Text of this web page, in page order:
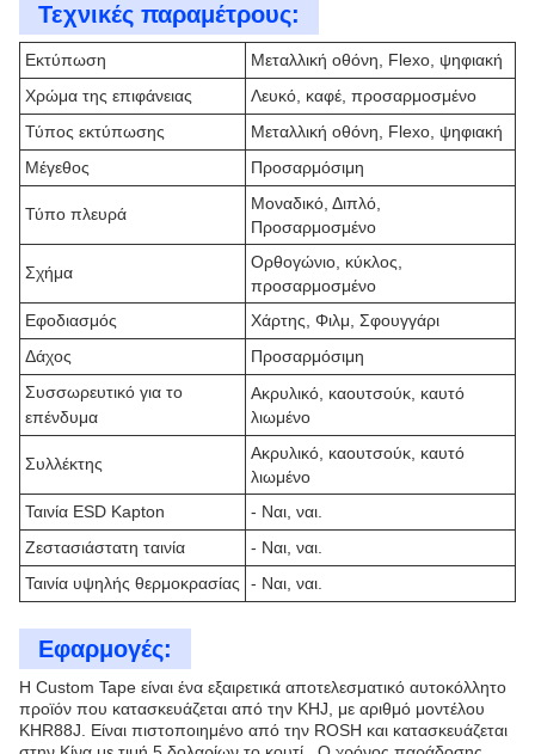
Τεχνικές παραμέτρους:
Εκτύπωση
Μεταλλική οθόνη, Flexo, ψηφιακή
Χρώμα της επιφάνειας
Λευκό, καφέ, προσαρμοσμένο
Τύπος εκτύπωσης
Μεταλλική οθόνη, Flexo, ψηφιακή
Μέγεθος
Προσαρμόσιμη
Τύπο πλευρά
Μοναδικό, Διπλό,
Προσαρμοσμένο
Σχήμα
Ορθογώνιο, κύκλος,
προσαρμοσμένο
Εφοδιασμός
Χάρτης, Φιλμ, Σφουγγάρι
Δάχος
Προσαρμόσιμη
Συσσωρευτικό για το
επένδυμα
Ακρυλικό, καουτσούκ, καυτό
λιωμένο
Συλλέκτης
Ακρυλικό, καουτσούκ, καυτό
λιωμένο
Ταινία ESD Kapton
- Ναι, ναι.
Ζεστασιάστατη ταινία
- Ναι, ναι.
Ταινία υψηλής θερμοκρασίας
- Ναι, ναι.
Εφαρμογές:
Η Custom Tape είναι ένα εξαιρετικά αποτελεσματικό αυτοκόλλητο
προϊόν που κατασκευάζεται από την KHJ, με αριθμό μοντέλου
KHR88J. Είναι πιστοποιημένο από την ROSH και κατασκευάζεται